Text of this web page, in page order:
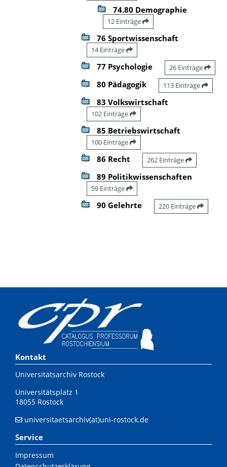
74.80 Demographie
12 Einträge
76 Sportwissenschaft
14 Einträge
77 Psychologie 26 Einträge
80 Pädagogik 113 Einträge
83 Volkswirtschaft
102 Einträge
85 Betriebswirtschaft
100 Einträge
86 Recht 262 Einträge
89 Politikwissenschaften
59 Einträge
90 Gelehrte 220 Einträge
Kontakt
Universitätsarchiv Rostock
Universitätsplatz 1
18055 Rostock
universitaetsarchiv(at)uni-rostock.de
Service
Impressum